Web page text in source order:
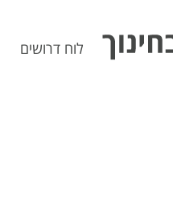
לוח דרושים